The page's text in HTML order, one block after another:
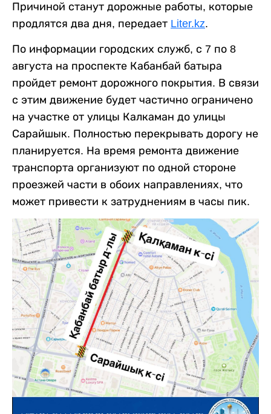
Причиной станут дорожные работы, которые
продлятся два дня, передает Liter.kz.
По информации городских служб, с 7 по 8
августа на проспекте Кабанбай батыра
пройдет ремонт дорожного покрытия. В связи
с этим движение будет частично ограничено
на участке от улицы Калкаман до улицы
Сарайшык. Полностью перекрывать дорогу не
планируется. На время ремонта движение
транспорта организуют по одной стороне
проезжей части в обоих направлениях, что
может привести к затруднениям в часы пик.